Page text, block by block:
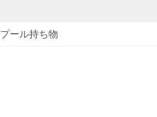
プール持ち物